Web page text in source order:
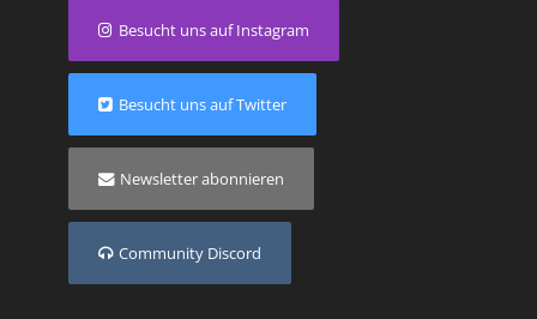
Besucht uns auf Instagram
Besucht uns auf Twitter
Newsletter abonnieren
Community Discord